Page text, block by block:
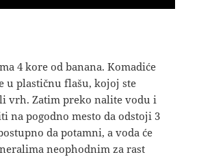
4 kore od banana. Komadiće
u plastičnu flašu, kojoj ste
vrh. Zatim preko nalite vodu i
na pogodno mesto da odstoji 3
da potamni, a voda će
neophodnim za rast